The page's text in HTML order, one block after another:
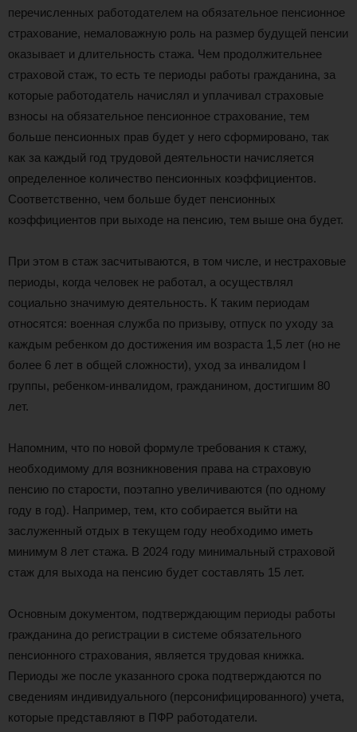
перечисленных работодателем на обязательное пенсионное
страхование, немаловажную роль на размер будущей пенсии
оказывает и длительность стажа. Чем продолжительнее
страховой стаж, то есть те периоды работы гражданина, за
которые работодатель начислял и уплачивал страховые
взносы на обязательное пенсионное страхование, тем
больше пенсионных прав будет у него сформировано, так
как за каждый год трудовой деятельности начисляется
определенное количество пенсионных коэффициентов.
Соответственно, чем больше будет пенсионных
коэффициентов при выходе на пенсию, тем выше она будет.
При этом в стаж засчитываются, в том числе, и нестраховые
периоды, когда человек не работал, а осуществлял
социально значимую деятельность. К таким периодам
относятся: военная служба по призыву, отпуск по уходу за
каждым ребенком до достижения им возраста 1,5 лет (но не
более 6 лет в общей сложности), уход за инвалидом I
группы, ребенком-инвалидом, гражданином, достигшим 80
лет.
Напомним, что по новой формуле требования к стажу,
необходимому для возникновения права на страховую
пенсию по старости, поэтапно увеличиваются (по одному
году в год). Например, тем, кто собирается выйти на
заслуженный отдых в текущем году необходимо иметь
минимум 8 лет стажа. В 2024 году минимальный страховой
стаж для выхода на пенсию будет составлять 15 лет.
Основным документом, подтверждающим периоды работы
гражданина до регистрации в системе обязательного
пенсионного страхования, является трудовая книжка.
Периоды же после указанного срока подтверждаются по
сведениям индивидуального (персонифицированного) учета,
которые представляют в ПФР работодатели.